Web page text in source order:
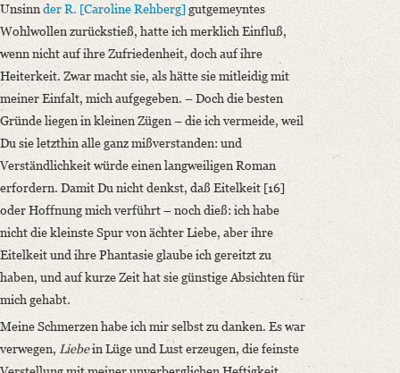
Unsinnder R. [Caroline Rehberg]gutgemeyntes
Wohlwollen zurückstieß, hatte ich merklich Einfluß,
wenn nicht auf ihre Zufriedenheit, doch auf ihre
Heiterkeit. Zwar macht sie, als hätte sie mitleidig mit
meiner Einfalt, mich aufgegeben. – Doch die besten
Gründe liegen in kleinen Zügen – die ich vermeide, weil
Du sie letzthin alle ganz mißverstanden: und
Verständlichkeit würde einen langweiligen Roman
erfordern. Damit Du nicht denkst, daß Eitelkeit [16]
oder Hoffnung mich verführt – noch dieß: ich habe
nicht die kleinste Spur von ächter Liebe, aber ihre
Eitelkeit und ihre Phantasie glaube ich gereitzt zu
haben, und auf kurze Zeit hat sie günstige Absichten für
mich gehabt.
Meine Schmerzen habe ich mir selbst zu danken. Es war
verwegen, Liebein Lüge und Lust erzeugen, die feinste